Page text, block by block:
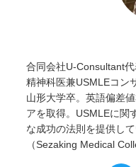
合同会社U-Consultant代
精神科医兼USMLEコン
山形大学卒。英語偏差
アを取得。USMLEに関
な成功の法則を提供し
（Sezaking Medical